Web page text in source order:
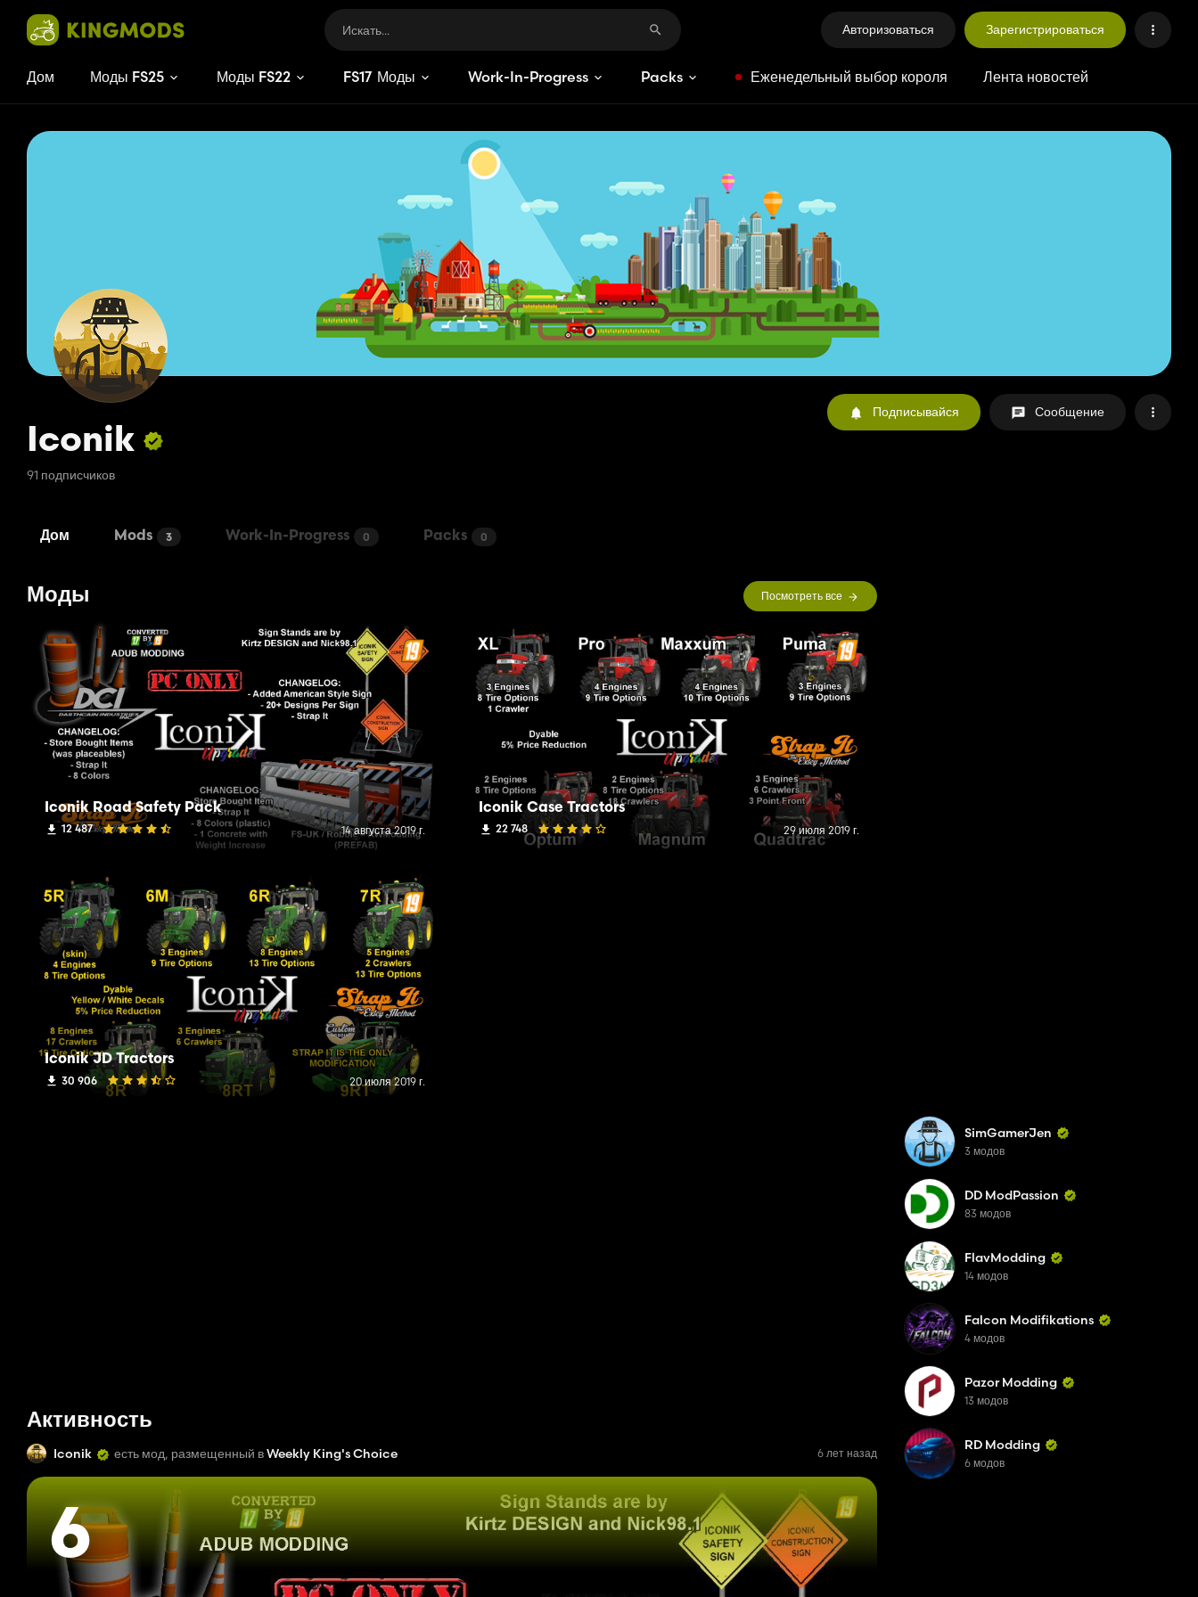
Авторизоваться Зарегистрироваться
Дом Моды FS25 Моды FS22 FS17 Моды Work-In-Progress Packs Еженедельный выбор короля Лента новостей
Iconik
91 подписчиков
Подписывайся Сообщение
Дом Mods 3 Work-In-Progress 0 Packs 0
Моды Посмотреть все
Iconik Road Safety Pack
12 487 14 августа 2019 г.
Iconik Case Tractors
22 748 29 июля 2019 г.
Iconik JD Tractors
30 906 20 июля 2019 г.
Активность
Iconik есть мод, размещенный вWeekly King's Choice 6 лет назад
6
SimGamerJen
3 модов
DD ModPassion
83 модов
FlavModding
14 модов
Falcon Modifikations
4 модов
Pazor Modding
13 модов
RD Modding
6 модов